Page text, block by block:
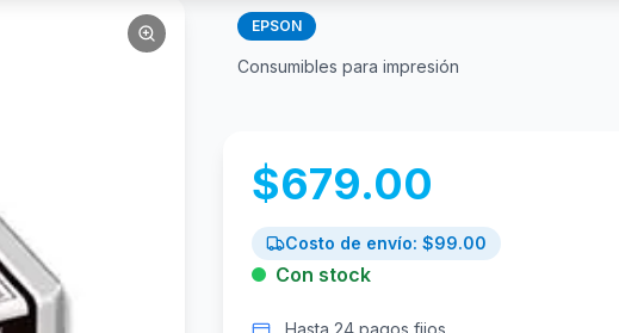
EPSON
Consumibles para impresión
$679.00
Costo de envío: $99.00
Con stock
Hasta 24 pagos fijos